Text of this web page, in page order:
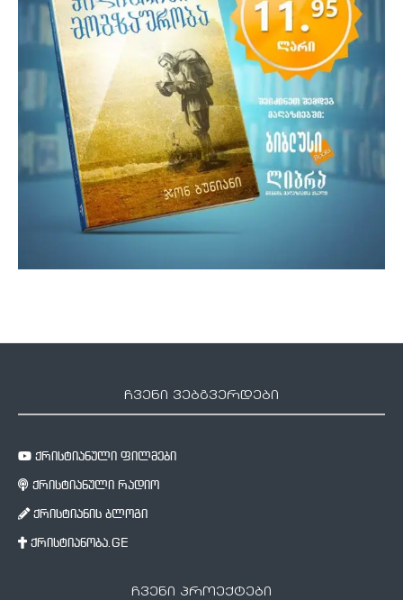
ჩვენი ვებგვერდები
ქრისტიანული ფილმები
ქრისტიანული რადიო
ქრისტიანის ბლოგი
ქრისტიანობა.GE
ჩვენი პროექტები